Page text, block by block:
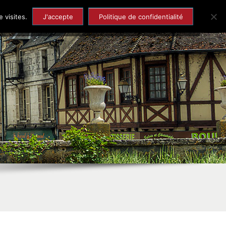
Economie et Emploi Tourisme et Patrimoine
visites. J'accepte Politique de confidentialité